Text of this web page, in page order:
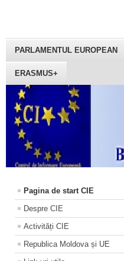
PARLAMENTUL EUROPEAN
ERASMUS+
Pagina de start CIE
Despre CIE
Activități CIE
Republica Moldova și UE